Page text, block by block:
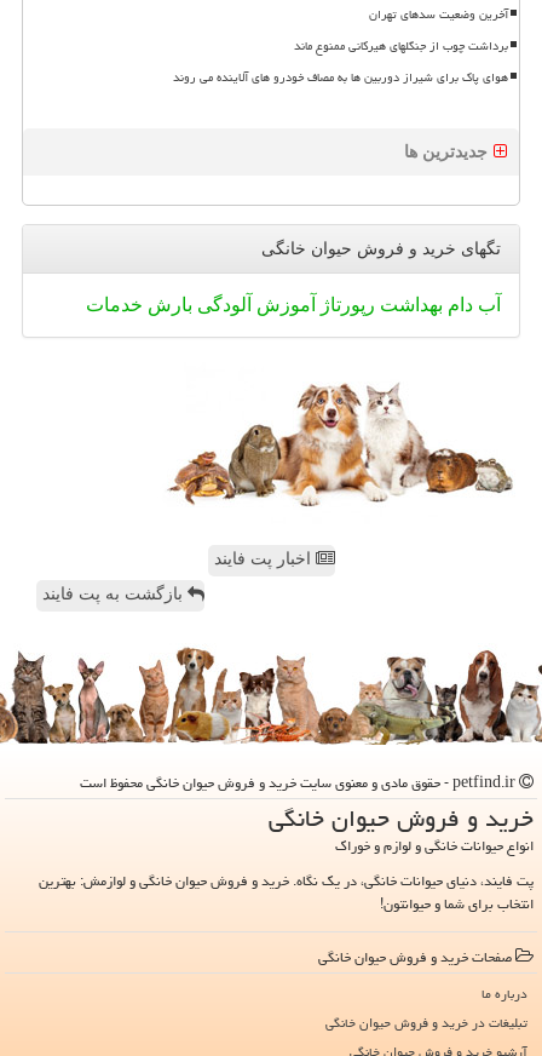
آخرین وضعیت سدهای تهران
برداشت چوب از جنگلهای هیرکانی ممنوع ماند
هوای پاک برای شیراز دوربین ها به مصاف خودرو های آلاینده می روند
جدیدترین ها
تگهای خرید و فروش حیوان خانگی
آب دام بهداشت رپورتاژ آموزش آلودگی بارش خدمات
اخبار پت فایند
بازگشت به پت فایند
خرید و فروش حیوان خانگی
انواع حیوانات خانگی و لوازم و خوراک
پت فایند، دنیای حیوانات خانگی، در یک نگاه. خرید و فروش حیوان خانگی و لوازمش: بهترین
انتخاب برای شما و حیوانتون!
صفحات خرید و فروش حیوان خانگی
درباره ما
تبلیغات در خرید و فروش حیوان خانگی